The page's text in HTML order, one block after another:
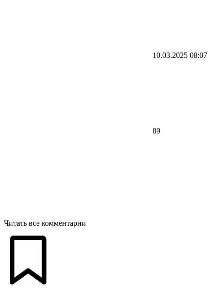
10.03.2025 08:07
89
Читать все комментарии